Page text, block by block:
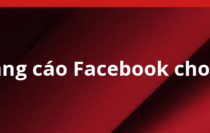
cáo Facebook